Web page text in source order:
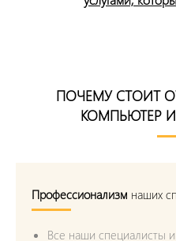
ПОЧЕМУ СТОИТ
КОМПЬЮТЕР
Профессионализм наших
Все наши специалисты